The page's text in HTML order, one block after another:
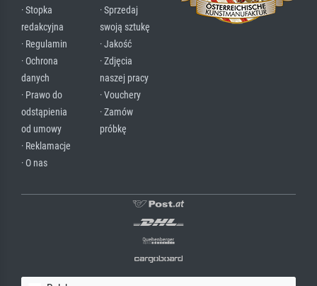
· Stopka
redakcyjna
· Regulamin
· Ochrona
danych
· Prawo do
odstąpienia
od umowy
· Reklamacje
· O nas
· Sprzedaj
swoją sztukę
· Jakość
· Zdjęcia
naszej pracy
· Vouchery
· Zamów
próbkę